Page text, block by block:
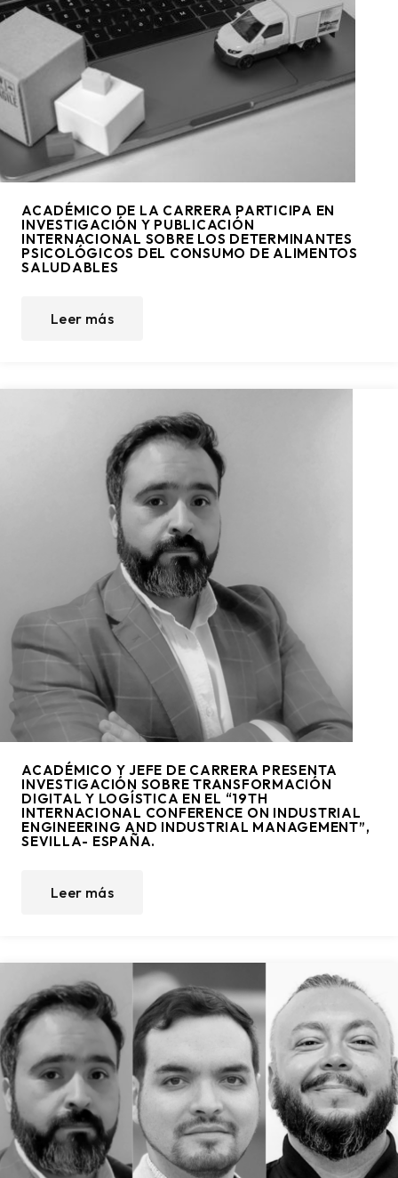
ACADÉMICO DE LA CARRERA PARTICIPA EN
INVESTIGACIÓN Y PUBLICACIÓN
INTERNACIONAL SOBRE LOS DETERMINANTES
PSICOLÓGICOS DEL CONSUMO DE ALIMENTOS
SALUDABLES
Leer más
ACADÉMICO Y JEFE DE CARRERA PRESENTA
INVESTIGACIÓN SOBRE TRANSFORMACIÓN
DIGITAL Y LOGÍSTICA EN EL “19TH
INTERNACIONAL CONFERENCE ON INDUSTRIAL
ENGINEERING AND INDUSTRIAL MANAGEMENT”,
SEVILLA- ESPAÑA.
Leer más